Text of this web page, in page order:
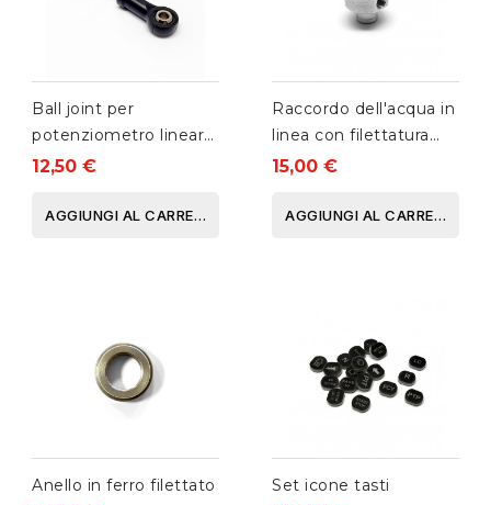
Ball joint per
potenziometro lineare
Eclipse
12,50 €
AGGIUNGI AL CARRELLO
Raccordo dell'acqua in
linea con filettatura
M10
15,00 €
AGGIUNGI AL CARRELLO
Anello in ferro filettato Set icone tasti